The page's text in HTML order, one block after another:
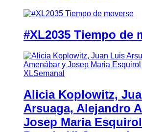
#XL2035 Tiempo de
Alicia Koplowitz,
Arsuaga, Alejandro
Josep Maria